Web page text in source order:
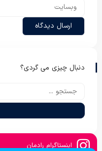
دنبال چیزی می گردی؟
اینستاگرام رادمان